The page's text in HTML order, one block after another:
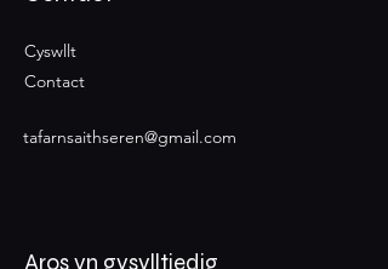
Cyswllt
Contact
tafarnsaithseren@gmail.com
Aros yn gysylltiedig